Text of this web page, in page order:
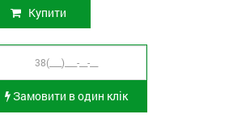
Купити
Замовити в один клік